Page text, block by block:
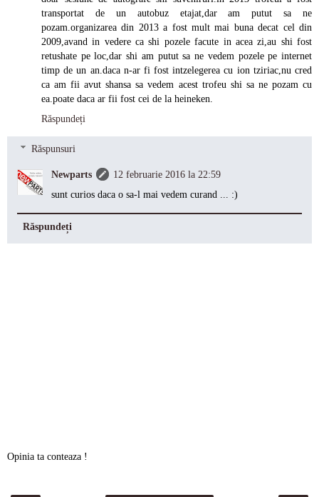
transportat de un autobuz etajat,dar am putut sa ne
pozam.organizarea din 2013 a fost mult mai buna decat cel din
2009,avand in vedere ca shi pozele facute in acea zi,au shi fost
retushate pe loc,dar shi am putut sa ne vedem pozele pe internet
timp de un an.daca n-ar fi fost intzelegerea cu ion tziriac,nu cred
ca am fii avut shansa sa vedem acest trofeu shi sa ne pozam cu
ea.poate daca ar fii fost cei de la heineken.
Răspundeți
Răspunsuri
Newparts
12 februarie 2016 la 22:59
sunt curios daca o sa-l mai vedem curand ... :)
Răspundeți
Opinia ta conteaza !